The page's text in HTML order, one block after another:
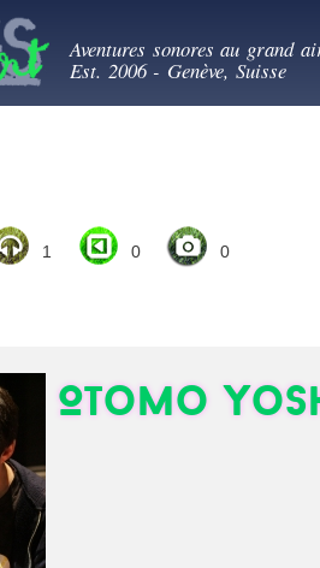
Ecoutes au
Aventures sonores au grand
Est. 2006 - Genève, Suisse
1 0 0
Otomo